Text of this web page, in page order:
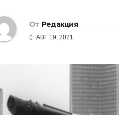
От Редакция
АВГ 19, 2021